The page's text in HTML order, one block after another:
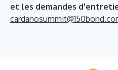
et les demandes